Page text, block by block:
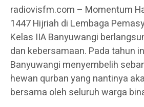
radiovisfm.com – Momentum
1447 Hijriah di Lembaga
Kelas IIA Banyuwangi
dan kebersamaan. Pada tahun
Banyuwangi menyembelih
hewan qurban yang nantinya
bersama oleh seluruh warga